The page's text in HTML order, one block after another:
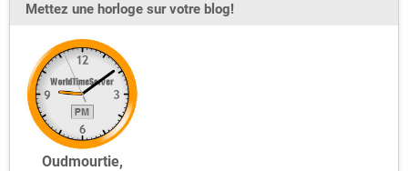
Mettez une horloge sur votre blog!
Oudmourtie,